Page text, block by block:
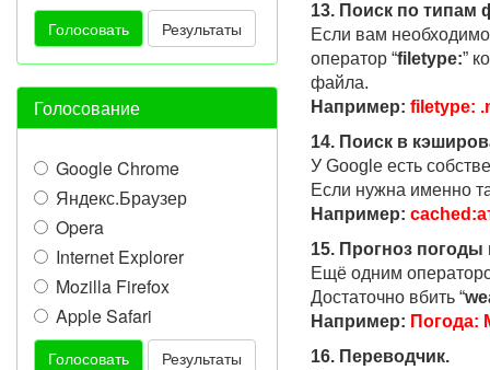
Голосовать Результаты
Голосование
Google Chrome
Яндекс.Браузер
Opera
Internet Explorer
Mozilla Firefox
Apple Safari
Голосовать Результаты
13. Поиск по типам
Если вам необходимо
оператор “filetype:”
файла.
Например: filetype:
14. Поиск в
У Google есть
Если нужна именно
Например:
15. Прогноз погоды
Ещё одним
Достаточно вбить “
Например: Погода:
16. Переводчик.